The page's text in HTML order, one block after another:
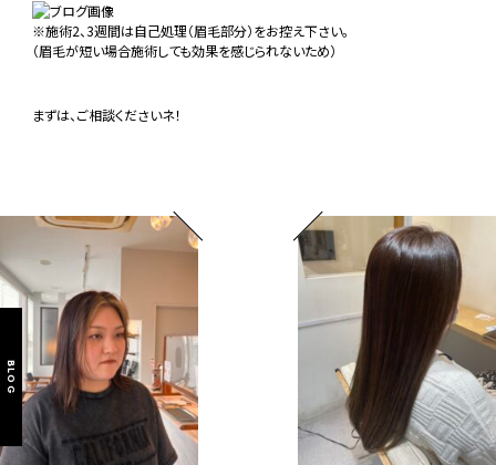
BLOG
※施術2、3週間は自己処理（眉毛部分）をお控え下さい。
（眉毛が短い場合施術しても効果を感じられないため）
まずは、ご相談くださいネ！
春のイメチェンにおすす
め！
自然なツヤ髪へ♪